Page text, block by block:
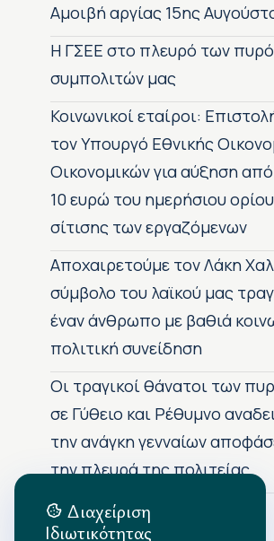
Αμοιβή αργίας 15ης
H ΓΣΕΕ στο πλευρό των
συμπολιτών μας
Κοινωνικοί εταίροι:
τον Υπουργό Εθνικής
Οικονομικών για αύξηση
10 ευρώ του ημερήσιου
σίτισης των εργαζόμενων
Αποχαιρετούμε τον Λάκη
σύμβολο του λαϊκού μας
έναν άνθρωπο με βαθιά
πολιτική συνείδηση
Οι τραγικοί θάνατοι των
σε Γύθειο και Ρέθυμνο
την ανάγκη γενναίων
την πλευρά της πολιτείας
Διαχείριση
Ιδιωτικότητας